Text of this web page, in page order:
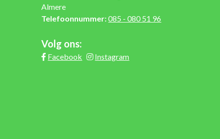
Almere
Telefoonnummer:085 - 080 51 96
Volg ons:
Facebook Instagram